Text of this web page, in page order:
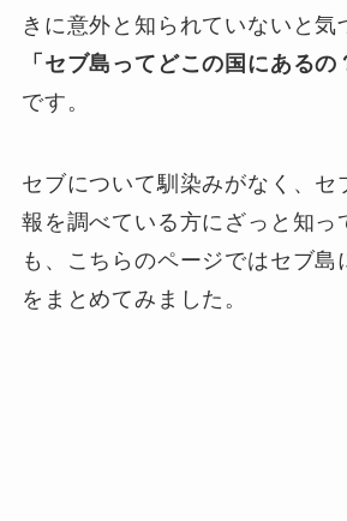
きに意外と知られていないと気
「セブ島ってどこの国にあるの
です。
セブについて馴染みがなく、セ
報を調べている方にざっと知っ
も、こちらのページではセブ島
をまとめてみました。